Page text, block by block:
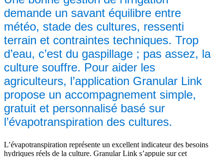
demande un savant équilibre entre
météo, stade des cultures, ressenti
terrain et contraintes techniques. Trop
d’eau, c’est du gaspillage ; pas assez, la
culture souffre. Pour aider les
agriculteurs, l’application Granular Link
propose un accompagnement simple,
gratuit et personnalisé basé sur
l’évapotranspiration des cultures.
L’évapotranspiration représente un excellent indicateur des besoins
hydriques réels de la culture. Granular Link s’appuie sur cet